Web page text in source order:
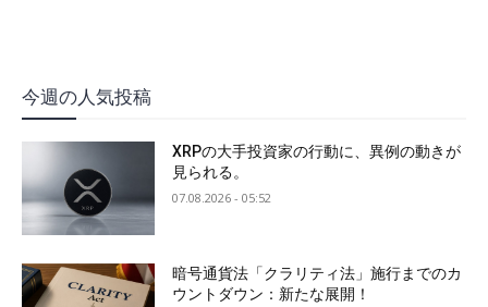
今週の人気投稿
XRPの大手投資家の行動に、異例の動きが
見られる。
07.08.2026 - 05:52
暗号通貨法「クラリティ法」施行までのカ
ウントダウン：新たな展開！